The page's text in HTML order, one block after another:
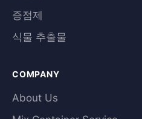
증점제
식물 추출물
COMPANY
About Us